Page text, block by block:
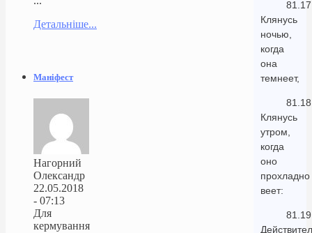
81.17
Клянусь
ночью,
когда
она
темнеет,
81.18
Клянусь
утром,
когда
оно
прохладно
веет:
81.19
Детальніше...
Маніфест
Нагорний
Олександр
22.05.2018
- 07:13
Для
кермування